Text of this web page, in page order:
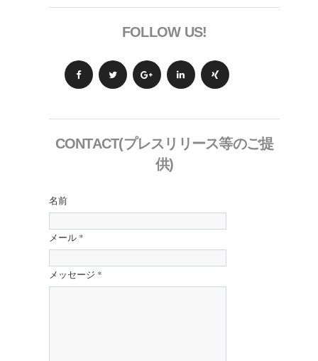
FOLLOW US!
CONTACT(プレスリリース等のご提
供)
名前
メール *
メッセージ *